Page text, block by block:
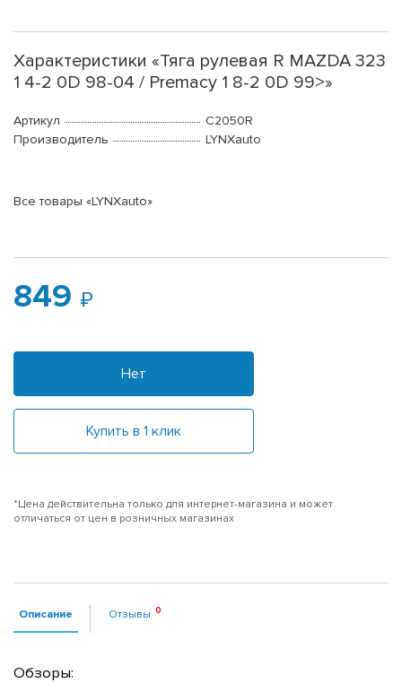
Характеристики «Тяга рулевая R MAZDA 323
1 4-2 0D 98-04 / Premacy 1 8-2 0D 99>»
Артикул
C2050R
Производитель
LYNXauto
Все товары «LYNXauto»
849
Нет
Купить в 1 клик
*Цена действительна только для интернет-магазина и может
отличаться от цен в розничных магазинах
Описание Отзывы
Обзоры: